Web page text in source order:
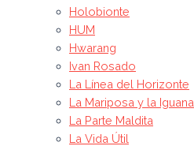
Holobionte
HUM
Hwarang
Ivan Rosado
La Línea del Horizonte
La Mariposa y la Iguana
La Parte Maldita
La Vida Útil